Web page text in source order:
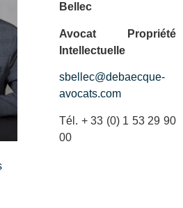
Bellec
Avocat Propriété
Intellectuelle
sbellec@debaecque-
avocats.com
Tél. + 33 (0) 1 53 29 90
00